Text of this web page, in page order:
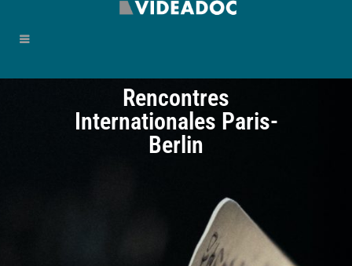
Rencontres
Internationales Paris-
Berlin